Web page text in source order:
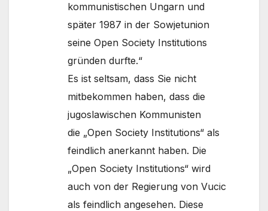
kommunistischen Ungarn und
später 1987 in der Sowjetunion
seine Open Society Institutions
gründen durfte.“
Es ist seltsam, dass Sie nicht
mitbekommen haben, dass die
jugoslawischen Kommunisten
die „Open Society Institutions“ als
feindlich anerkannt haben. Die
„Open Society Institutions“ wird
auch von der Regierung von Vucic
als feindlich angesehen. Diese